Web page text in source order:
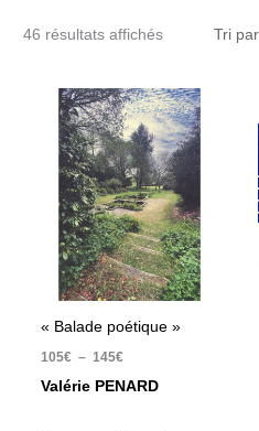
46 résultats affichés
« Balade poétique »
105€ – 145€
Plage
de
prix :
105€
à
145€
Valérie PENARD